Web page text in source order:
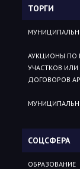
ТОРГИ
АУКЦИОНЫ ПО
УЧАСТКОВ
ДОГОВОРОВ
СОЦСФЕРА
ОБРАЗОВАНИЕ